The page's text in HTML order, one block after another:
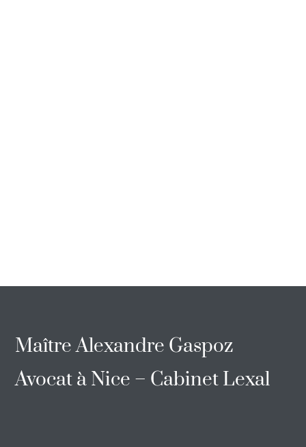
Maître Alexandre Gaspoz
Avocat à Nice – Cabinet Lexal